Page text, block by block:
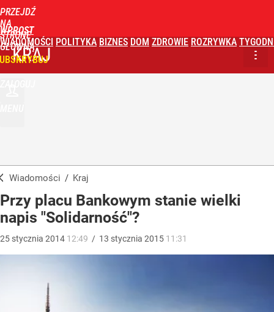
PRZEJDŹ
NA
STRONĘ
GŁÓWNĄ
WPROST
WIADOMOŚCI POLITYKA BIZNES DOM ZDROWIE ROZRYWKA
KRAJ
Wiadomości / Kraj
Przy placu Bankowym stanie wielki
napis "Solidarność"?
25 stycznia 2014 12:49 / 13 stycznia 2015 11:31